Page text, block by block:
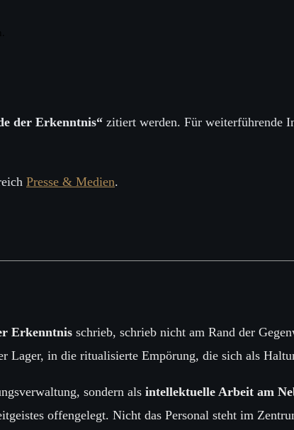
der Erkenntnis“ zitiert werden. Für weiterführende
Presse & Medien.
Erkenntnis schrieb, schrieb nicht am Rand der
Lager, in die ritualisierte Empörung, die sich als
sondern als intellektuelle Arbeit am
offengelegt. Nicht das Personal steht im